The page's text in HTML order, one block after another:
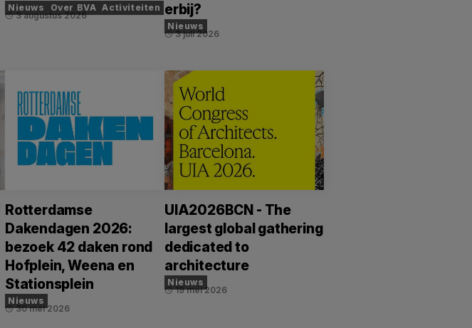
Nieuws Over BVA Activiteiten
schedule3 augustus 2026
erbij?
Nieuws
schedule3 juli 2026
Rotterdamse
Dakendagen 2026:
bezoek 42 daken rond
Hofplein, Weena en
Stationsplein
Nieuws
schedule30 mei 2026
UIA2026BCN - The
largest global gathering
dedicated to
architecture
Nieuws
schedule19 mei 2026